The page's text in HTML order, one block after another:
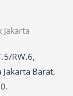
RW.6,
Jakarta Barat,